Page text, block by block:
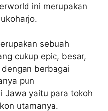
ini merupakan
sebuah
cukup epic, besar,
berbagai
pun
Jawa yaitu para tokoh
utamanya.